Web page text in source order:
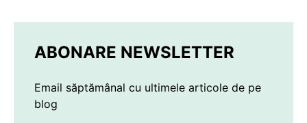
ABONARE NEWSLETTER
Email săptămânal cu ultimele articole de pe
blog